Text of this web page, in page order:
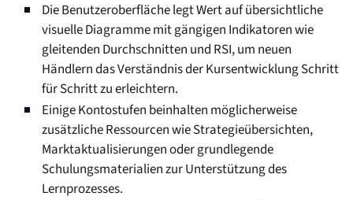
Die Benutzeroberfläche legt Wert auf übersichtliche
visuelle Diagramme mit gängigen Indikatoren wie
gleitenden Durchschnitten und RSI, um neuen
Händlern das Verständnis der Kursentwicklung Schritt
für Schritt zu erleichtern.
Einige Kontostufen beinhalten möglicherweise
zusätzliche Ressourcen wie Strategieübersichten,
Marktaktualisierungen oder grundlegende
Schulungsmaterialien zur Unterstützung des
Lernprozesses.